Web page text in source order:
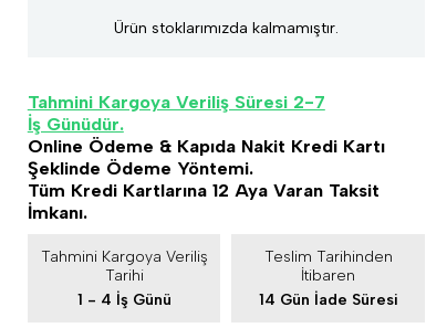
Ürün stoklarımızda kalmamıştır.
Tahmini Kargoya Veriliş Süresi 2-7
İş Günüdür.
Online Ödeme & Kapıda Nakit Kredi Kartı
Şeklinde Ödeme Yöntemi.
Tüm Kredi Kartlarına 12 Aya Varan Taksit
İmkanı.
Tahmini Kargoya Veriliş
Tarihi
1 - 4 İş Günü
Teslim Tarihinden
İtibaren
14 Gün İade Süresi